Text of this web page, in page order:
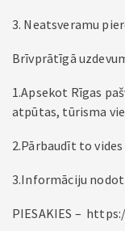
3. Neatsveramu
Brīvprātīgā
1.Apsekot Rīgas
atpūtas, tūrisma
2.Pārbaudīt to
3.Informāciju
PIESAKIES –